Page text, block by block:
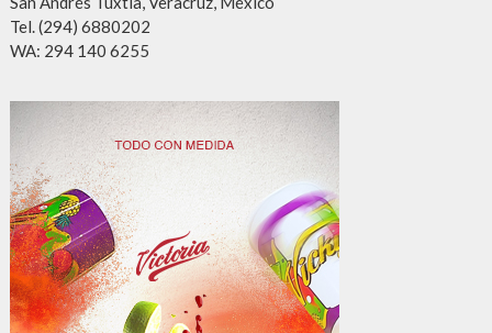
Tel. (294) 6880202
WA: 294 140 6255